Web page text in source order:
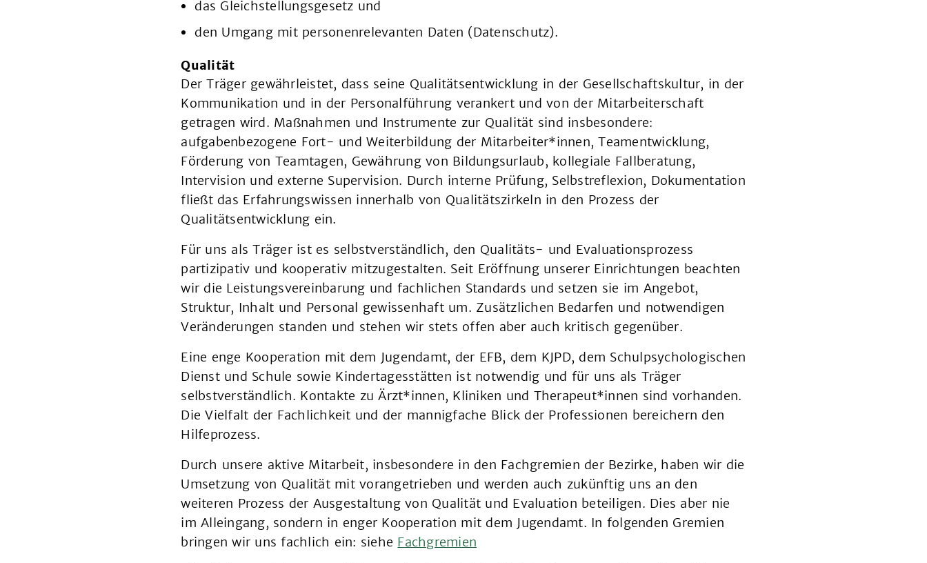
das Gleichstellungsgesetz und
den Umgang mit personenrelevanten Daten (Datenschutz).
Qualität
Der Träger gewährleistet, dass seine Qualitätsentwicklung in der Gesellschaftskultur, in der
Kommunikation und in der Personalführung verankert und von der Mitarbeiterschaft
getragen wird. Maßnahmen und Instrumente zur Qualität sind insbesondere:
aufgabenbezogene Fort- und Weiterbildung der Mitarbeiter*innen, Teamentwicklung,
Förderung von Teamtagen, Gewährung von Bildungsurlaub, kollegiale Fallberatung,
Intervision und externe Supervision. Durch interne Prüfung, Selbstreflexion, Dokumentation
fließt das Erfahrungswissen innerhalb von Qualitätszirkeln in den Prozess der
Qualitätsentwicklung ein.
Für uns als Träger ist es selbstverständlich, den Qualitäts- und Evaluationsprozess
partizipativ und kooperativ mitzugestalten. Seit Eröffnung unserer Einrichtungen beachten
wir die Leistungsvereinbarung und fachlichen Standards und setzen sie im Angebot,
Struktur, Inhalt und Personal gewissenhaft um. Zusätzlichen Bedarfen und notwendigen
Veränderungen standen und stehen wir stets offen aber auch kritisch gegenüber.
Eine enge Kooperation mit dem Jugendamt, der EFB, dem KJPD, dem Schulpsychologischen
Dienst und Schule sowie Kindertagesstätten ist notwendig und für uns als Träger
selbstverständlich. Kontakte zu Ärzt*innen, Kliniken und Therapeut*innen sind vorhanden.
Die Vielfalt der Fachlichkeit und der mannigfache Blick der Professionen bereichern den
Hilfeprozess.
Durch unsere aktive Mitarbeit, insbesondere in den Fachgremien der Bezirke, haben wir die
Umsetzung von Qualität mit vorangetrieben und werden auch zukünftig uns an den
weiteren Prozess der Ausgestaltung von Qualität und Evaluation beteiligen. Dies aber nie
im Alleingang, sondern in enger Kooperation mit dem Jugendamt. In folgenden Gremien
bringen wir uns fachlich ein: siehe Fachgremien